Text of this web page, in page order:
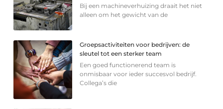
Bij een machineverhuizing draait het niet
alleen om het gewicht van de
Groepsactiviteiten voor bedrijven: de
sleutel tot een sterker team
Een goed functionerend team is
onmisbaar voor ieder succesvol bedrijf.
Collega’s die